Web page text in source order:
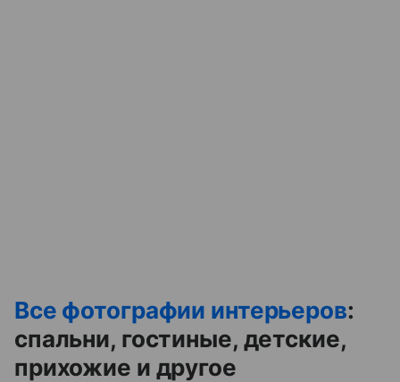
Все фотографии интерьеров:
спальни, гостиные, детские,
прихожие и другое